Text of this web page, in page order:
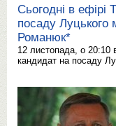
Сьогодні в
посаду Луцького
Романюк*
12 листопада, о 20:10
кандидат на посаду